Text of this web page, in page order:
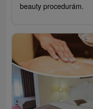
beauty procedurám.